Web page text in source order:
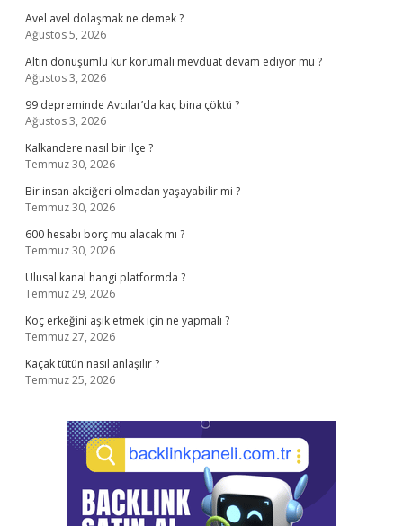
Avel avel dolaşmak ne demek ?
Ağustos 5, 2026
Altın dönüşümlü kur korumalı mevduat devam ediyor mu ?
Ağustos 3, 2026
99 depreminde Avcılar’da kaç bina çöktü ?
Ağustos 3, 2026
Kalkandere nasıl bir ilçe ?
Temmuz 30, 2026
Bir insan akciğeri olmadan yaşayabilir mi ?
Temmuz 30, 2026
600 hesabı borç mu alacak mı ?
Temmuz 30, 2026
Ulusal kanal hangi platformda ?
Temmuz 29, 2026
Koç erkeğini aşık etmek için ne yapmalı ?
Temmuz 27, 2026
Kaçak tütün nasıl anlaşılır ?
Temmuz 25, 2026